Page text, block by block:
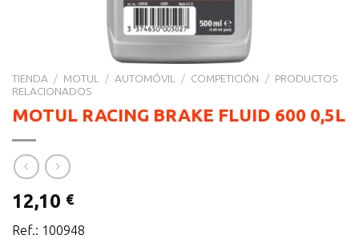
TIENDA / MOTUL / AUTOMÓVIL / COMPETICIÓN / PRODUCTOS
RELACIONADOS
MOTUL RACING BRAKE FLUID 600 0,5L
12,10 €
Ref.: 100948